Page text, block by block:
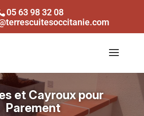
05 63 98 32 08
et Cayroux pour
Parement